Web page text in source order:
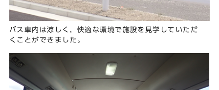
バス車内は涼しく，快適な環境で施設を見学していただ
くことができました。